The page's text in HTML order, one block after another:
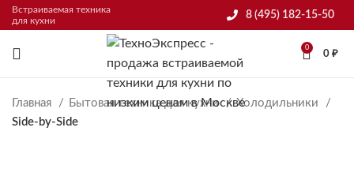
Встраиваемая техника
для кухни
8 (495) 182-15-50
0
0 ₽
Главная Бытовая техника для кухни
Холодильники
Side-by-Side